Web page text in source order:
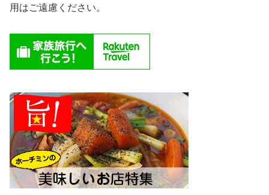
用はご遠慮ください。